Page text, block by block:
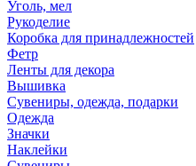
Уголь, мел
Рукоделие
Коробка для принадлежностей
Фетр
Ленты для декора
Вышивка
Сувениры, одежда, подарки
Одежда
Значки
Наклейки